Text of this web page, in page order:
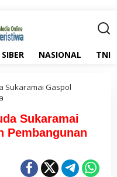
NASIONAL TNI
Sukaramai Gaspol
Sukaramai
Pembangunan